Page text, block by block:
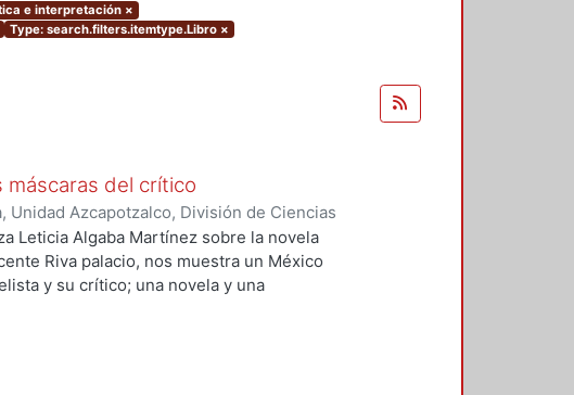
e interpretación ×
Type: search.filters.itemtype.Libro ×
máscaras del crítico
Azcapotzalco, División de Ciencias
de Humanidades, Área de Literatura,1997
Leticia Algaba Martínez sobre la novela
Riva palacio, nos muestra un México
y su crítico; una novela y una